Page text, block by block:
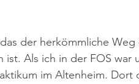
der herkömmliche
ist. Als ich in der FOS
im Altenheim. Dort